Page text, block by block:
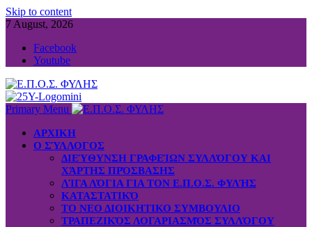
Skip to content
7 August, 2026
Facebook
Youtube
Primary Menu
ΑΡΧΙΚΗ
Ο ΣΎΛΛΟΓΟΣ
ΔΙΕΎΘΥΝΣΗ ΓΡΑΦΕΊΩΝ ΣΥΛΛΌΓΟΥ ΚΑΙ
ΧΆΡΤΗΣ ΠΡΌΣΒΑΣΗΣ
ΛΊΓΑ ΛΌΓΙΑ ΓΙΑ ΤΟΝ Ε.Π.Ο.Σ. ΦΥΛΉΣ
ΚΑΤΑΣΤΑΤΙΚΌ
ΤΟ ΝΕΟ ΔΙΟΙΚΗΤΙΚΟ ΣΥΜΒΟΥΛΙΟ
ΤΡΑΠΕΖΙΚΌΣ ΛΟΓΑΡΙΑΣΜΌΣ ΣΥΛΛΌΓΟΥ